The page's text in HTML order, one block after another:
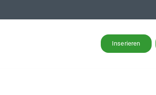
Inserieren